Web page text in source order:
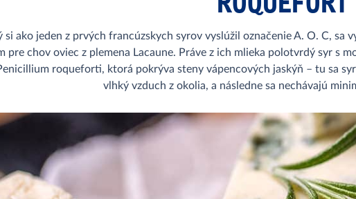
si ako jeden z prvých francúzskych syrov vyslúžil označenie A. O. C, sa
pre chov oviec z plemena Lacaune. Práve z ich mlieka polotvrdý syr s
roqueforti, ktorá pokrýva steny vápencových jaskýň – tu sa
vlhký vzduch z okolia, a následne sa nechávajú